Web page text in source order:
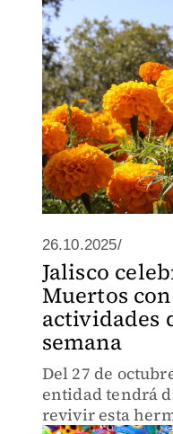
26.10.2025/
Jalisco
Muertos
actividades
semana
Del 27 de
entidad tendrá
revivir esta